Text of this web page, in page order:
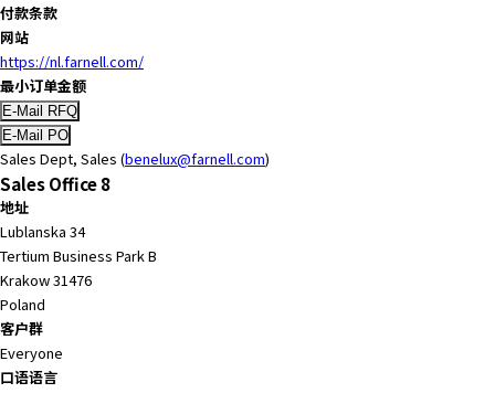
p
y
o
u
n
a
v
i
g
a
t
e
a
n
d
付款条款
网站
https://nl.farnell.com/
最小订单金额
Sales Dept, Sales (benelux@farnell.com)
Sales Office 8
地址
Lublanska 34
Tertium Business Park B
Krakow 31476
Poland
客户群
Everyone
口语语言